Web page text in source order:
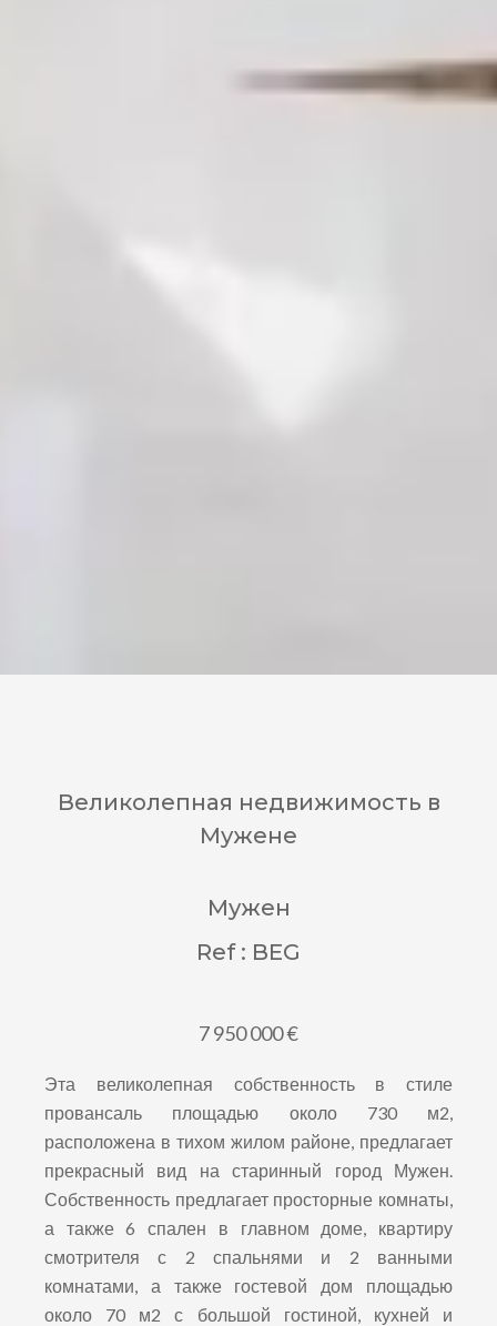
Великолепная недвижимость в
Мужене
Мужен
Ref : BEG
7 950 000 €
Эта великолепная собственность в стиле
провансаль площадью около 730 м2,
расположена в тихом жилом районе, предлагает
прекрасный вид на старинный город Мужен.
Собственность предлагает просторные комнаты,
а также 6 спален в главном доме, квартиру
смотрителя с 2 спальнями и 2 ванными
комнатами, а также гостевой дом площадью
около 70 м2 с большой гостиной, кухней и